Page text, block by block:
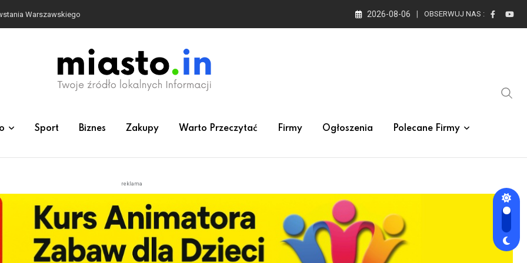
za kierownicę w Bolszewie i uderzył w ogrodzenie 2026-08-06 OBSERWUJ NAS :
Sport Biznes Zakupy Warto Przeczytać Firmy Ogłoszenia Polecane Firmy
reklama